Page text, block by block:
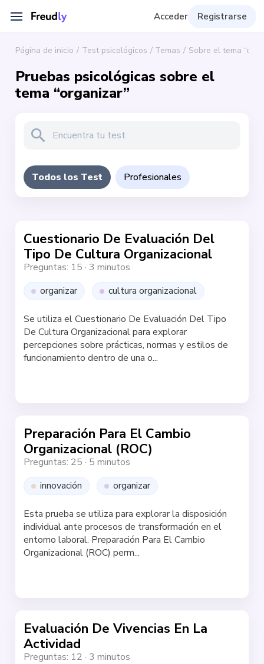
Acceder Registrarse
Página de inicio Test psicológicos Temas Sobre el tema
Pruebas psicológicas sobre el
tema “organizar”
Todos los Test Profesionales
Cuestionario De Evaluación Del
Tipo De Cultura Organizacional
Preguntas: 15 · 3 minutos
organizar
cultura organizacional
Se utiliza el Cuestionario De Evaluación Del Tipo
De Cultura Organizacional para explorar
percepciones sobre prácticas, normas y estilos de
funcionamiento dentro de una o...
Preparación Para El Cambio
Organizacional (ROC)
Preguntas: 25 · 5 minutos
innovación
organizar
Esta prueba se utiliza para explorar la disposición
individual ante procesos de transformación en el
entorno laboral. Preparación Para El Cambio
Organizacional (ROC) perm...
Evaluación De Vivencias En La
Actividad
Preguntas: 12 · 3 minutos